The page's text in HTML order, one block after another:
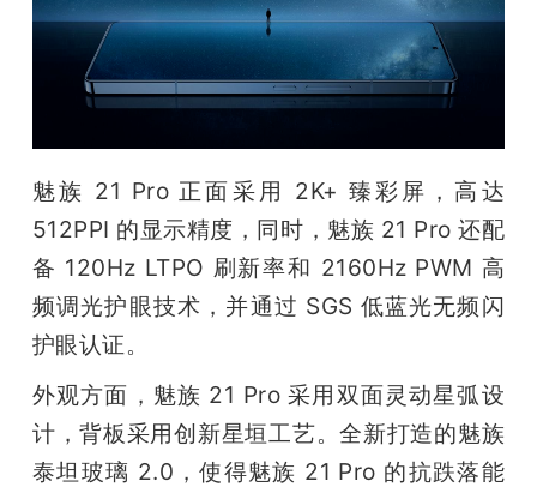
心
GAIR
题
爱
搞
魅族 21 Pro 正面采用 2K+ 臻彩屏，高达
512PPI 的显示精度，同时，魅族 21 Pro 还配
备 120Hz LTPO 刷新率和 2160Hz PWM 高
频调光护眼技术，并通过 SGS 低蓝光无频闪
护眼认证。
外观方面，魅族 21 Pro 采用双面灵动星弧设
计，背板采用创新星垣工艺。全新打造的魅族
泰坦玻璃 2.0，使得魅族 21 Pro 的抗跌落能